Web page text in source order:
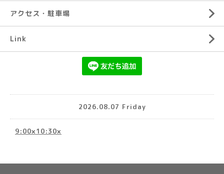
アクセス・駐車場
Link
2026.08.07 Friday
9:00×10:30×